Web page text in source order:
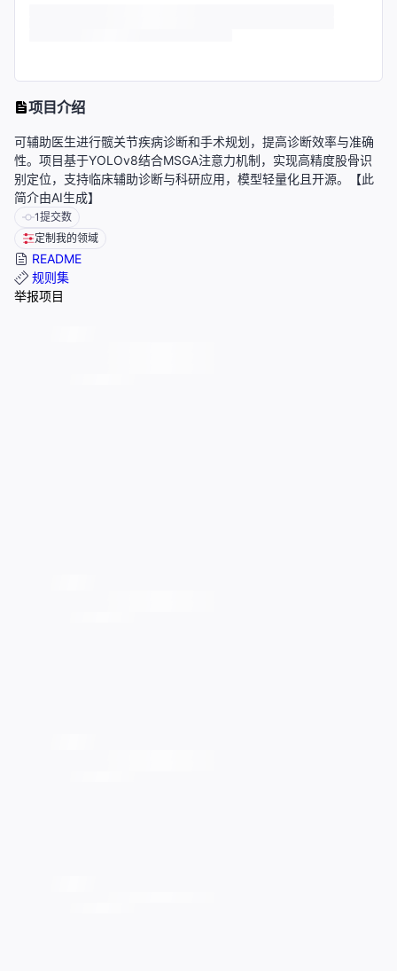
项目介绍
可辅助医生进行髋关节疾病诊断和手术规划，提高诊断效率与准确
性。项目基于YOLOv8结合MSGA注意力机制，实现高精度股骨识
别定位，支持临床辅助诊断与科研应用，模型轻量化且开源。【此
简介由AI生成】
1提交数
定制我的领域
README
规则集
举报项目